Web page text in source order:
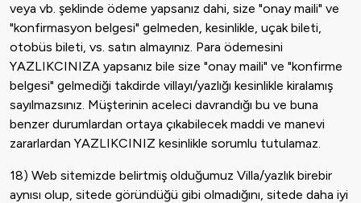
veya vb. şeklinde ödeme yapsanız dahi, size "onay maili" ve
"konfirmasyon belgesi" gelmeden, kesinlikle, uçak bileti,
otobüs bileti, vs. satın almayınız. Para ödemesini
YAZLIKCINIZA yapsanız bile size "onay maili" ve "konfirme
belgesi" gelmediği takdirde villayı/yazlığı kesinlikle kiralamış
sayılmazsınız. Müşterinin aceleci davrandığı bu ve buna
benzer durumlardan ortaya çıkabilecek maddi ve manevi
zararlardan YAZLIKCINIZ kesinlikle sorumlu tutulamaz.
18) Web sitemizde belirtmiş olduğumuz Villa/yazlık birebir
aynısı olup, sitede göründüğü gibi olmadığını, sitede daha iyi